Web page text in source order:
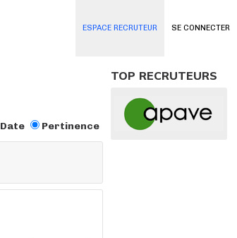
SE CONNECTER
ESPACE RECRUTEUR
Date Pertinence
TOP RECRUTEURS